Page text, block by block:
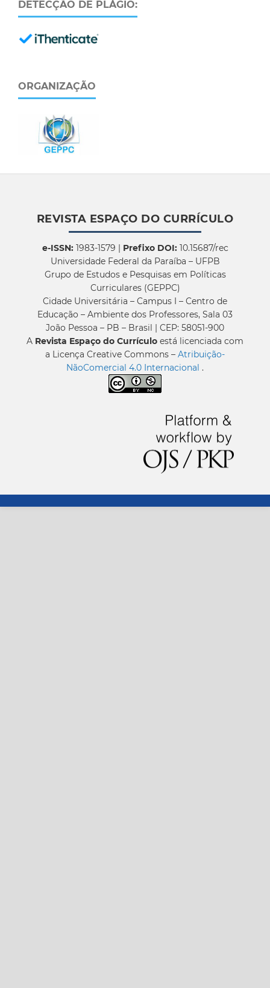
DETECÇÃO DE PLÁGIO:
ORGANIZAÇÃO
REVISTA ESPAÇO DO CURRÍCULO
e-ISSN:1983-1579 | Prefixo DOI:10.15687/rec
Universidade Federal da Paraíba – UFPB
Grupo de Estudos e Pesquisas em Políticas
Curriculares (GEPPC)
Cidade Universitária – Campus I – Centro de
Educação – Ambiente dos Professores, Sala 03
João Pessoa – PB – Brasil | CEP: 58051-900
A Revista Espaço do Currículo está licenciada com
a Licença Creative Commons – Atribuição-
NãoComercial 4.0 Internacional .